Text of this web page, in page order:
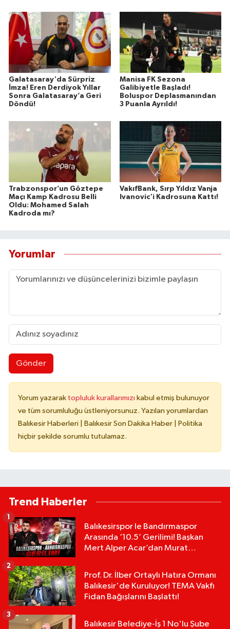
Galatasaray'da Sürpriz
İmza! Eren Derdiyok Yıllar
Sonra Galatasaray’a Geri
Döndü!
Manisa FK Sezona
Galibiyetle Başladı!
Boluspor Deplasmanından
3 Puanla Ayrıldı!
Trabzonspor’un Göztepe
Maçı Kamp Kadrosu Belli
Oldu: Mohamed Salah
Kadroda mı?
VakıfBank, Sırp Yıldız Vanja
Ivanovic'i Kadrosuna Kattı!
Yorumlar
Gönder
Yorum yazarak topluluk kurallarımızı kabul etmiş bulunuyor
ve tüm sorumluluğu üstleniyorsunuz. Yazılan yorumlardan
Balıkesir Haberleri | Balıkesir Son Dakika Haber | Politika
hiçbir şekilde sorumlu tutulamaz.
Trend Haberler
Balıkesirspor le Bandırmaspor
Arasında ‘10.5’ Gerilimi! Başkan
Mert Alper Acar’dan Murat
1
Prof. Dr. İlber Ortaylı Hatıra Ormanı
Balıkesir'de Kuruluyor! TEMA Vakfı
Fidan Bağışlarını Başlattı!
2
Balıkesir Belediye-İş 1 No'lu Şube
3